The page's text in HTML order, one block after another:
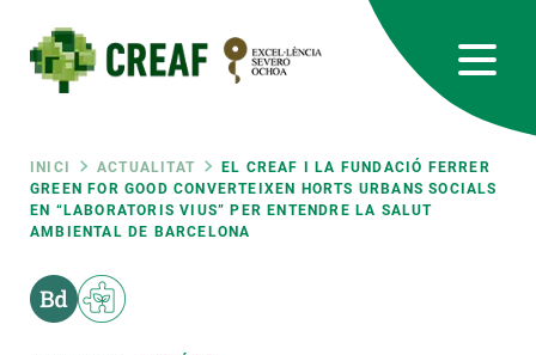
contingut
Fil
d'ariadna
INICI ACTUALITAT
EL CREAF I LA FUNDACIÓ FERRER
GREEN FOR GOOD CONVERTEIXEN HORTS URBANS SOCIALS
EN “LABORATORIS VIUS” PER ENTENDRE LA SALUT
AMBIENTAL DE BARCELONA
RRSS
Featured
responsive
INTRANET